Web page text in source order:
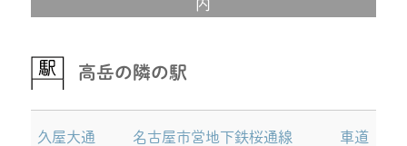
内
高岳の隣の駅
久屋大通 名古屋市営地下鉄桜通線
車道